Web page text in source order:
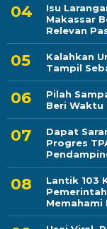
Isu
Makassar
Relevan
Kalahkan
Tampil
Pilah
Beri Waktu
Dapat
Progres
Lantik 103
Memahami